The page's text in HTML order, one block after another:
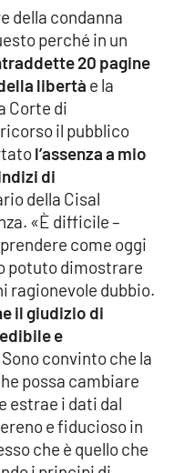
della condanna
perché in un
20 pagine
libertà e la
Corte di
il pubblico
l’assenza a mio
di
della Cisal
«È difficile –
come oggi
potuto dimostrare
ragionevole dubbio.
il giudizio di
e
Sono convinto che la
possa cambiare
estrae i dati dal
e fiducioso in
che è quello che